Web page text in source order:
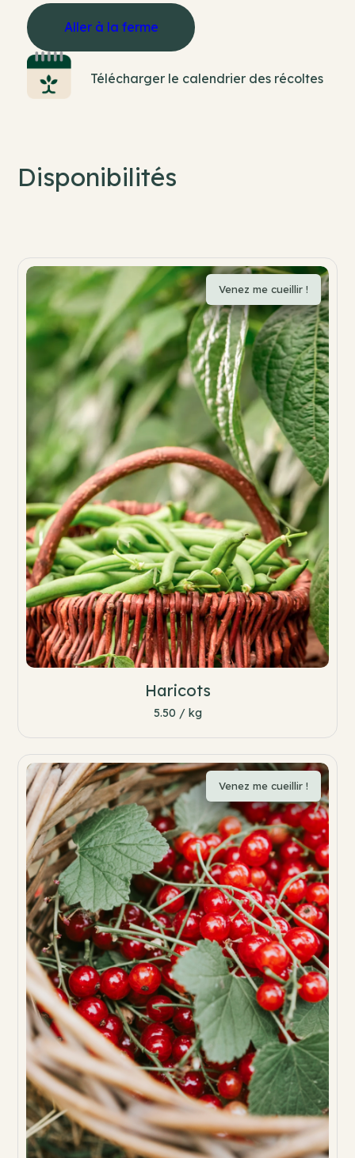
Aller à la ferme
Télécharger le calendrier des récoltes
Disponibilités
Venez me cueillir !
Haricots
5.50 / kg
Venez me cueillir !